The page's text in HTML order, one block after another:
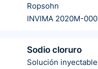
Ropsohn
INVIMA 2020M-
Sodio cloruro
Solución inyectable